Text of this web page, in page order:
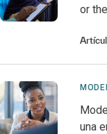
or
una